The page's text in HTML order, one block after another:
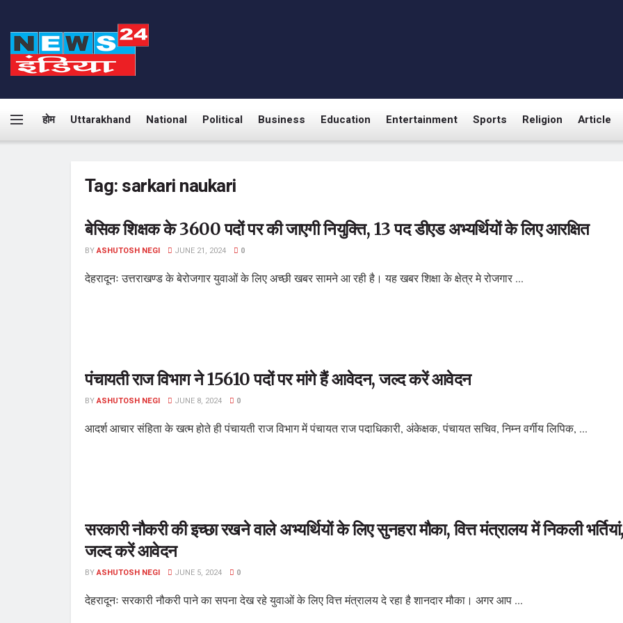
होम Uttarakhand National Political Business Education Entertainment Sports Religion Article
Tag:sarkari naukari
बेसिक शिक्षक के 3600 पदों पर की जाएगी नियुक्ति, 13 पद डीएड अभ्यर्थियों के लिए आरक्षित
BYASHUTOSH NEGI JUNE 21, 2024 0
देहरादूनः उत्तराखण्ड के बेरोजगार युवाओं के लिए अच्छी खबर सामने आ रही है। यह खबर शिक्षा के क्षेत्र मे रोजगार ...
पंचायती राज विभाग ने 15610 पदों पर मांगे हैं आवेदन, जल्द करें आवेदन
BYASHUTOSH NEGI JUNE 8, 2024 0
आदर्श आचार संहिता के खत्म होते ही पंचायती राज विभाग में पंचायत राज पदाधिकारी, अंकेक्षक, पंचायत सचिव, निम्न वर्गीय लिपिक, ...
सरकारी नौकरी की इच्छा रखने वाले अभ्यर्थियों के लिए सुनहरा मौका, वित्त मंत्रालय में निकली
जल्द करें आवेदन
BYASHUTOSH NEGI JUNE 5, 2024 0
देहरादूनः सरकारी नौकरी पाने का सपना देख रहे युवाओं के लिए वित्त मंत्रालय दे रहा है शानदार मौका। अगर आप ...